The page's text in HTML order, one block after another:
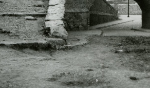
Foto 2 de 4Foto 3 de 4
Foto 4 de 4